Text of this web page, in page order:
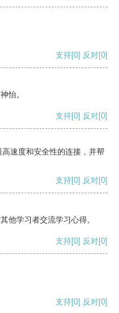
支持[0] 反对[0]
怡。
支持[0] 反对[0]
速度和安全性的连接，并帮
支持[0] 反对[0]
他学习者交流学习心得。
支持[0] 反对[0]
支持[0] 反对[0]